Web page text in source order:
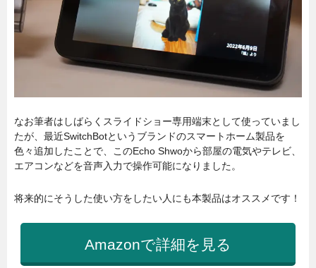
なお筆者はしばらくスライドショー専用端末として使っていまし
たが、最近SwitchBotというブランドのスマートホーム製品を
色々追加したことで、このEcho Shwoから部屋の電気やテレビ、
エアコンなどを音声入力で操作可能になりました。
将来的にそうした使い方をしたい人にも本製品はオススメです！
Amazonで詳細を見る